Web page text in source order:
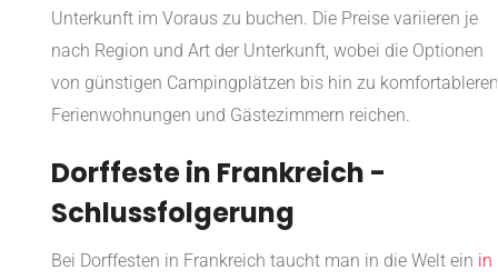
Unterkunft im Voraus zu buchen. Die Preise variieren je
nach Region und Art der Unterkunft, wobei die Optionen
von günstigen Campingplätzen bis hin zu komfortableren
Ferienwohnungen und Gästezimmern reichen.
Dorffeste in Frankreich -
Schlussfolgerung
Bei Dorffesten in Frankreich taucht man in die Welt ein in